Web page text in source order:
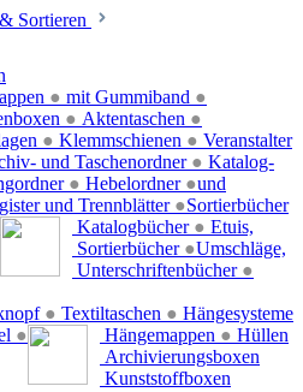
Sortieren
● mit Gummiband ●
● Aktentaschen ●
● Klemmschienen ● Veranstalter
und Taschenordner ●
● Hebelordner ●
und Trennblätter ●
Katalog-
und
Sortierbücher
Katalogbücher ●
Sortierbücher ●
Unterschriftenbücher ●
Etuis,
Umschläge,
● Textiltaschen ●
●
Hängesysteme
Hängemappen ● Hüllen
Archivierungsboxen
Kunststoffboxen